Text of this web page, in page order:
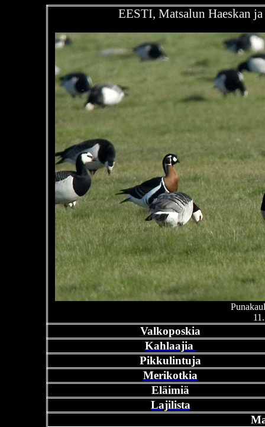
EESTI, Matsalun Haeskan
Valkoposkia
Kahlaajia
Pikkulintuja
Merikotkia
Eläimiä
Lajilista